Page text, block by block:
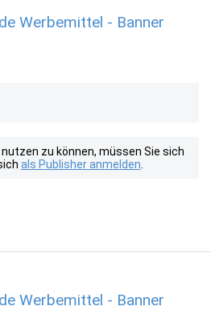
Werbemittel - Banner
zu können, müssen Sie sich
als Publisher anmelden
Werbemittel - Banner